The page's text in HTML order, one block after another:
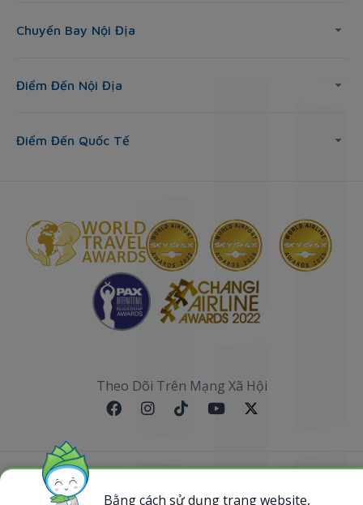
Chuyến Bay Nội Địa
Điểm Đến Nội Địa
Điểm Đến Quốc Tế
Theo Dõi Trên Mạng Xã Hội
Sơ đồ website
Bằng cách sử dụng trang website,